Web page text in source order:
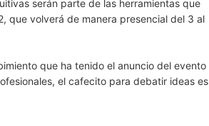
serán parte de las herramientas que
que volverá de manera presencial del 3 al
que ha tenido el anuncio del evento
el cafecito para debatir ideas es